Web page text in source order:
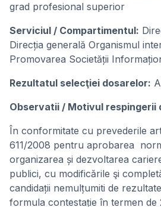
grad profesional superior
Serviciul / Compartimentul:
Direcția generală Organismul
Promovarea Societății
Rezultatul selecţiei dosarelor:
Observatii / Motivul respingerii
În conformitate cu prevederile
611/2008 pentru aprobarea
organizarea și dezvoltarea
publici, cu modificările şi
candidații nemulțumiti de
formula contestație în termen de